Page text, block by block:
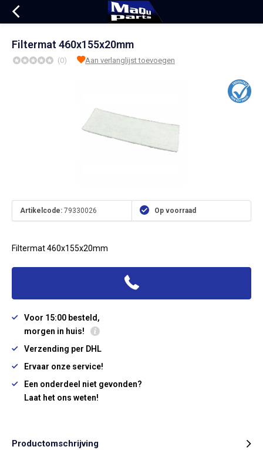
Filtermat 460x155x20mm
(0) Aan verlanglijst toevoegen
Artikelcode: 79330026 Op voorraad
Filtermat 460x155x20mm
Voor 15:00 besteld,
morgen in huis!
Verzending per DHL
Ervaar onze service!
Een onderdeel niet gevonden?
Laat het ons weten!
Productomschrijving